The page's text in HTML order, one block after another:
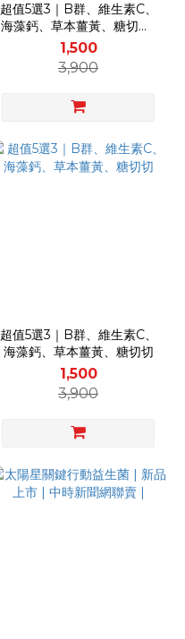
超值5選3｜B群、維生素C、
海藻鈣、草本薑黃、糖切切|
CTWANT聯賣 |
1,500
3,900
超值5選3｜B群、維生素C、
海藻鈣、草本薑黃、糖切切
1,500
3,900